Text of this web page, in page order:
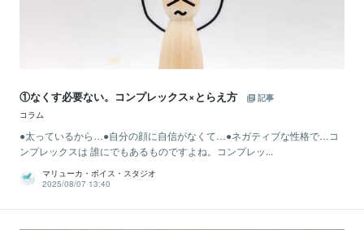
①なくす必要ない。コンプレックス×とらえ方
記事
コラム
●太っているから…●自分の顔に自信がなくて…●ネガティブな性格で…コ
ンプレックスは 誰にでもあるものですよね。コンプレッ...
マリューカ・ボイス・スタジオ
2025/08/07 13:40